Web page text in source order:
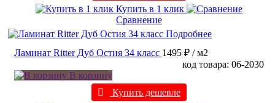
Купить в 1 клик
Сравнение
Подробнее
Ламинат Ritter Дуб Остия 34 класс 1495 ₽ / м2
код товара: 06-2030
В корзину
Купить дешевле